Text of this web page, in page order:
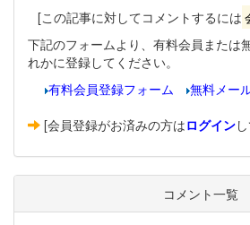
[この記事に対してコメントするには
下記のフォームより、有料会員または
れかに登録してください。
有料会員登録フォーム
無料メー
[会員登録がお済みの方はログイン
コメント一覧